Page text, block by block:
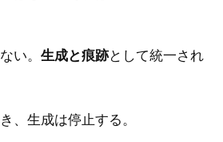
い。 生成と痕跡として統一され
、生成は停止する。